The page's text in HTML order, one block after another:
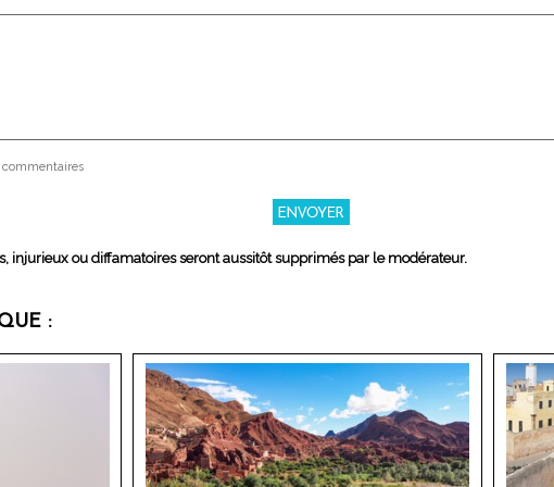
injurieux ou diffamatoires seront aussitôt supprimés par le modérateur.
: